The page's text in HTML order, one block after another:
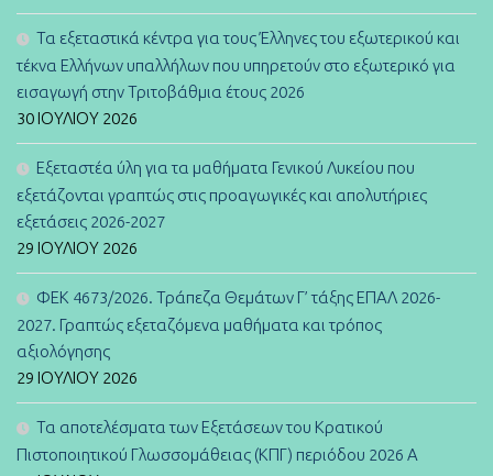
Τα εξεταστικά κέντρα για τους Έλληνες του εξωτερικού και
τέκνα Ελλήνων υπαλλήλων που υπηρετούν στο εξωτερικό για
εισαγωγή στην Τριτοβάθμια έτους 2026
30 ΙΟΥΛΊΟΥ 2026
Εξεταστέα ύλη για τα μαθήματα Γενικού Λυκείου που
εξετάζονται γραπτώς στις προαγωγικές και απολυτήριες
εξετάσεις 2026-2027
29 ΙΟΥΛΊΟΥ 2026
ΦΕΚ 4673/2026. Τράπεζα Θεμάτων Γ’ τάξης ΕΠΑΛ 2026-
2027. Γραπτώς εξεταζόμενα μαθήματα και τρόπος
αξιολόγησης
29 ΙΟΥΛΊΟΥ 2026
Τα αποτελέσματα των Εξετάσεων του Κρατικού
Πιστοποιητικού Γλωσσομάθειας (ΚΠΓ) περιόδου 2026 Α